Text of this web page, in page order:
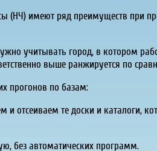
(НЧ) имеют ряд преимуществ при
учитывать город, в котором
выше ранжируется по
прогонов по базам:
и отсеиваем те доски и каталоги,
без автоматических программ.